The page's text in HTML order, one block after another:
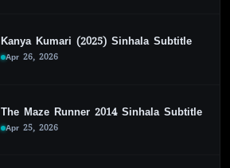
Kanya Kumari (2025) Sinhala Subtitle
Apr 26, 2026
The Maze Runner 2014 Sinhala Subtitle
Apr 25, 2026